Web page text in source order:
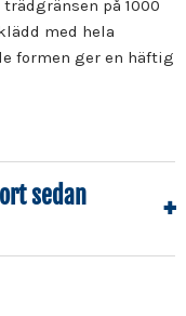
på 1000
med hela
formen ger en häftig
sedan